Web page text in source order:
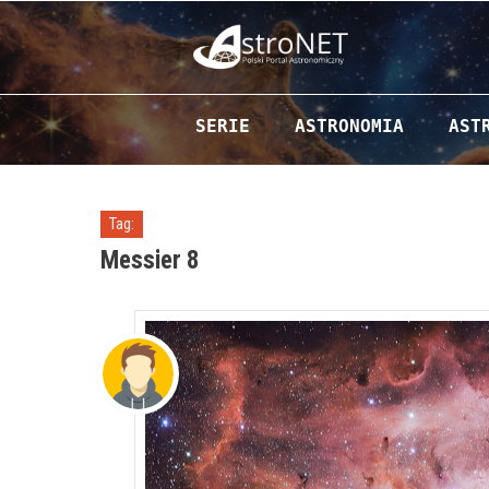
Przejdź do zawartości
SERIE ASTRONOMIA
Tag:
Messier 8